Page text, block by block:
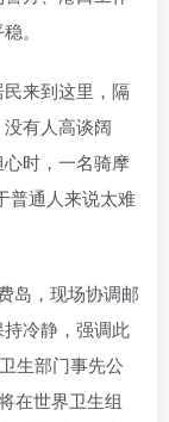
。
来到这里，隔
有人高谈阔
时，一名骑摩
普通人来说太难
岛，现场协调邮
冷静，强调此
生部门事先公
在世界卫生组